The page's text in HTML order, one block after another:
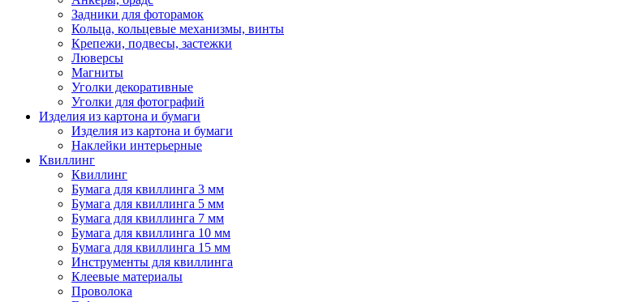
Задники для фоторамок
Кольца, кольцевые механизмы, винты
Крепежи, подвесы, застежки
Люверсы
Магниты
Уголки декоративные
Уголки для фотографий
Изделия из картона и бумаги
Изделия из картона и бумаги
Наклейки интерьерные
Квиллинг
Квиллинг
Бумага для квиллинга 3 мм
Бумага для квиллинга 5 мм
Бумага для квиллинга 7 мм
Бумага для квиллинга 10 мм
Бумага для квиллинга 15 мм
Инструменты для квиллинга
Клеевые материалы
Проволока